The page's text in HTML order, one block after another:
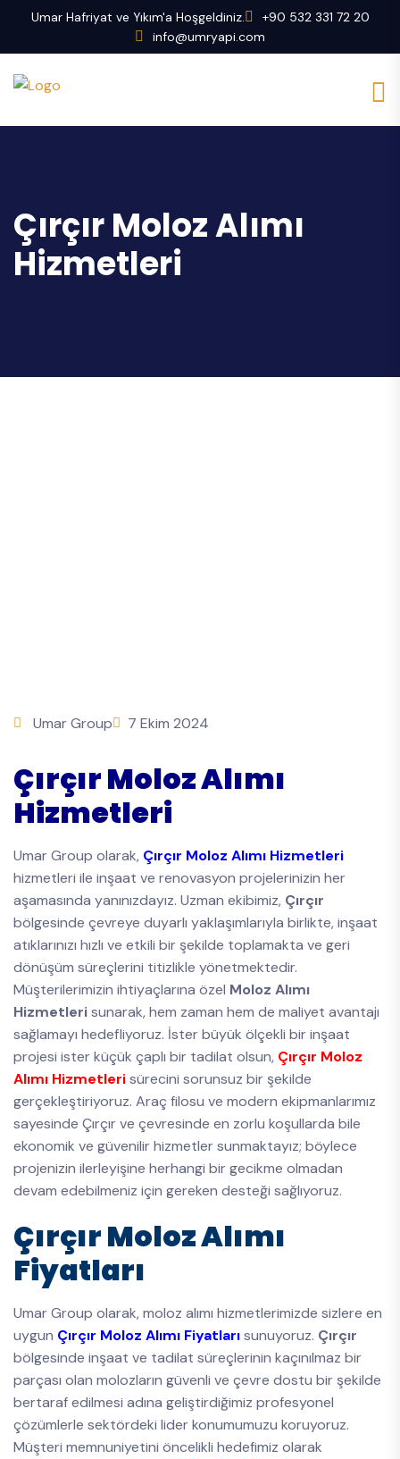
Umar Hafriyat ve Yıkım'a Hoşgeldiniz.
+90 532 331 72 20
info@umryapi.com
Çırçır Moloz Alımı
Hizmetleri
Umar Group 7 Ekim 2024
Çırçır Moloz Alımı
Hizmetleri
Umar Group olarak, Çırçır Moloz Alımı Hizmetleri
hizmetleri ile inşaat ve renovasyon projelerinizin her
aşamasında yanınızdayız. Uzman ekibimiz, Çırçır
bölgesinde çevreye duyarlı yaklaşımlarıyla birlikte, inşaat
atıklarınızı hızlı ve etkili bir şekilde toplamakta ve geri
dönüşüm süreçlerini titizlikle yönetmektedir.
Müşterilerimizin ihtiyaçlarına özel Moloz Alımı
Hizmetlerisunarak, hem zaman hem de maliyet avantajı
sağlamayı hedefliyoruz. İster büyük ölçekli bir inşaat
projesi ister küçük çaplı bir tadilat olsun, Çırçır Moloz
Alımı Hizmetlerisürecini sorunsuz bir şekilde
gerçekleştiriyoruz. Araç filosu ve modern ekipmanlarımız
sayesinde Çırçır ve çevresinde en zorlu koşullarda bile
ekonomik ve güvenilir hizmetler sunmaktayız; böylece
projenizin ilerleyişine herhangi bir gecikme olmadan
devam edebilmeniz için gereken desteği sağlıyoruz.
Çırçır Moloz Alımı
Fiyatları
Umar Group olarak, moloz alımı hizmetlerimizde sizlere en
uygun Çırçır Moloz Alımı Fiyatlarısunuyoruz. Çırçır
bölgesinde inşaat ve tadilat süreçlerinin kaçınılmaz bir
parçası olan molozların güvenli ve çevre dostu bir şekilde
bertaraf edilmesi adına geliştirdiğimiz profesyonel
çözümlerle sektördeki lider konumumuzu koruyoruz.
Müşteri memnuniyetini öncelikli hedefimiz olarak